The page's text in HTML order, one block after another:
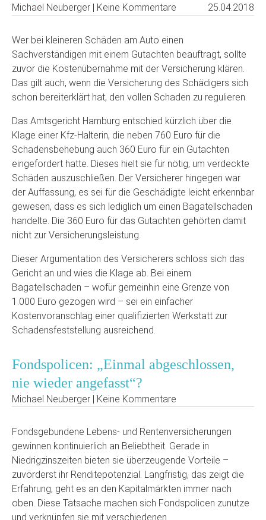
Michael Neuberger | Keine Kommentare 25.04.2018
Wer bei kleineren Schäden am Auto einen
Sachverständigen mit einem Gutachten beauftragt, sollte
zuvor die Kostenübernahme mit der Versicherung klären.
Das gilt auch, wenn die Versicherung des Schädigers sich
schon bereiterklärt hat, den vollen Schaden zu regulieren.
Das Amtsgericht Hamburg entschied kürzlich über die
Klage einer Kfz-Halterin, die neben 760 Euro für die
Schadensbehebung auch 360 Euro für ein Gutachten
eingefordert hatte. Dieses hielt sie für nötig, um verdeckte
Schäden auszuschließen. Der Versicherer hingegen war
der Auffassung, es sei für die Geschädigte leicht erkennbar
gewesen, dass es sich lediglich um einen Bagatellschaden
handelte. Die 360 Euro für das Gutachten gehörten damit
nicht zur Versicherungsleistung.
Dieser Argumentation des Versicherers schloss sich das
Gericht an und wies die Klage ab. Bei einem
Bagatellschaden – wofür gemeinhin eine Grenze von
1.000 Euro gezogen wird – sei ein einfacher
Kostenvoranschlag einer qualifizierten Werkstatt zur
Schadensfeststellung ausreichend.
Fondspolicen: „Einmal abgeschlossen,
nie wieder angefasst“?
Michael Neuberger | Keine Kommentare
Fondsgebundene Lebens- und Rentenversicherungen
gewinnen kontinuierlich an Beliebtheit. Gerade in
Niedrigzinszeiten bieten sie überzeugende Vorteile –
zuvörderst ihr Renditepotenzial. Langfristig, das zeigt die
Erfahrung, geht es an den Kapitalmärkten immer nach
oben. Diese Tatsache machen sich Fondspolicen zunutze
und verknüpfen sie mit verschiedenen